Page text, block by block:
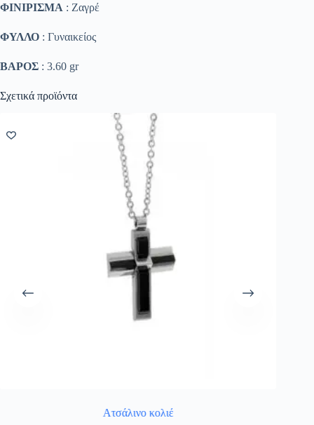
ΦΙΝΙΡΙΣΜΑ : Ζαγρέ
ΦΥΛΛΟ : Γυναικείος
ΒΑΡΟΣ : 3.60 gr
Σχετικά προϊόντα
Ατσάλινο κολιέ